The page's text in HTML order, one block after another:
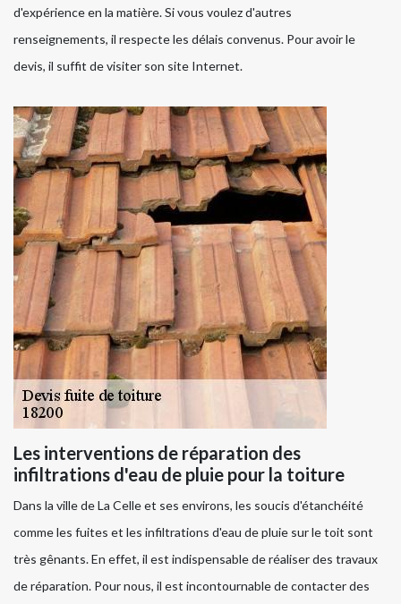
d'expérience en la matière. Si vous voulez d'autres
renseignements, il respecte les délais convenus. Pour avoir le
devis, il suffit de visiter son site Internet.
Les interventions de réparation des
infiltrations d'eau de pluie pour la toiture
Dans la ville de La Celle et ses environs, les soucis d'étanchéité
comme les fuites et les infiltrations d'eau de pluie sur le toit sont
très gênants. En effet, il est indispensable de réaliser des travaux
de réparation. Pour nous, il est incontournable de contacter des